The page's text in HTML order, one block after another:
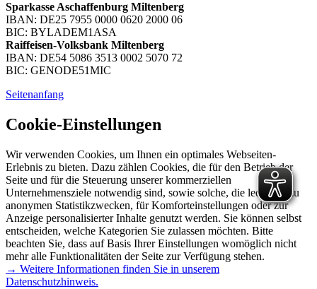
Sparkasse Aschaffenburg Miltenberg
IBAN: DE25 7955 0000 0620 2000 06
BIC: BYLADEM1ASA
Raiffeisen-Volksbank Miltenberg
IBAN: DE54 5086 3513 0002 5070 72
BIC: GENODE51MIC
Seitenanfang
Cookie-Einstellungen
Wir verwenden Cookies, um Ihnen ein optimales Webseiten-
Erlebnis zu bieten. Dazu zählen Cookies, die für den Betrieb der
Seite und für die Steuerung unserer kommerziellen
Unternehmensziele notwendig sind, sowie solche, die lediglich zu
anonymen Statistikzwecken, für Komforteinstellungen oder zur
Anzeige personalisierter Inhalte genutzt werden. Sie können selbst
entscheiden, welche Kategorien Sie zulassen möchten. Bitte
beachten Sie, dass auf Basis Ihrer Einstellungen womöglich nicht
mehr alle Funktionalitäten der Seite zur Verfügung stehen.
→ Weitere Informationen finden Sie in unserem
Datenschutzhinweis.